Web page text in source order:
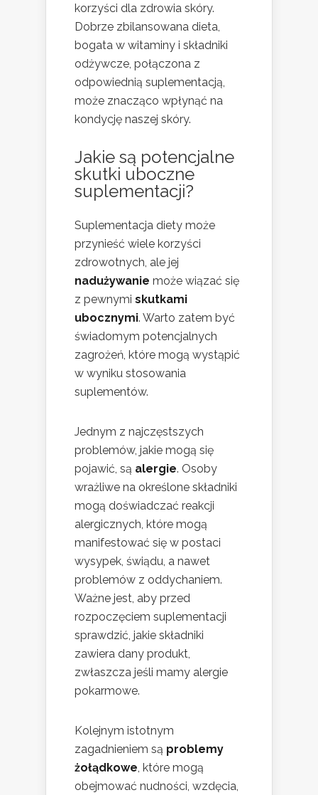
korzyści dla zdrowia skóry.
Dobrze zbilansowana dieta,
bogata w witaminy i składniki
odżywcze, połączona z
odpowiednią suplementacją,
może znacząco wpłynąć na
kondycję naszej skóry.
Jakie są potencjalne
skutki uboczne
suplementacji?
Suplementacja diety może
przynieść wiele korzyści
zdrowotnych, ale jej
nadużywanie może wiązać się
z pewnymi skutkami
ubocznymi. Warto zatem być
świadomym potencjalnych
zagrożeń, które mogą wystąpić
w wyniku stosowania
suplementów.
Jednym z najczęstszych
problemów, jakie mogą się
pojawić, są alergie. Osoby
wrażliwe na określone składniki
mogą doświadczać reakcji
alergicznych, które mogą
manifestować się w postaci
wysypek, świądu, a nawet
problemów z oddychaniem.
Ważne jest, aby przed
rozpoczęciem suplementacji
sprawdzić, jakie składniki
zawiera dany produkt,
zwłaszcza jeśli mamy alergie
pokarmowe.
Kolejnym istotnym
zagadnieniem są problemy
żołądkowe, które mogą
obejmować nudności, wzdęcia,